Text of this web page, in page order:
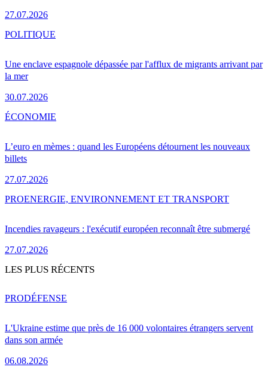
27.07.2026
Une enclave espagnole dépassée par l'afflux de migrants arrivant par
la mer
30.07.2026
POLITIQUE
L’euro en mèmes : quand les Européens détournent les nouveaux
billets
27.07.2026
ÉCONOMIE
Incendies ravageurs : l'exécutif européen reconnaît être submergé
27.07.2026
PROENERGIE, ENVIRONNEMENT ET TRANSPORT
LES PLUS RÉCENTS
L'Ukraine estime que près de 16 000 volontaires étrangers servent
dans son armée
06.08.2026
PRODÉFENSE